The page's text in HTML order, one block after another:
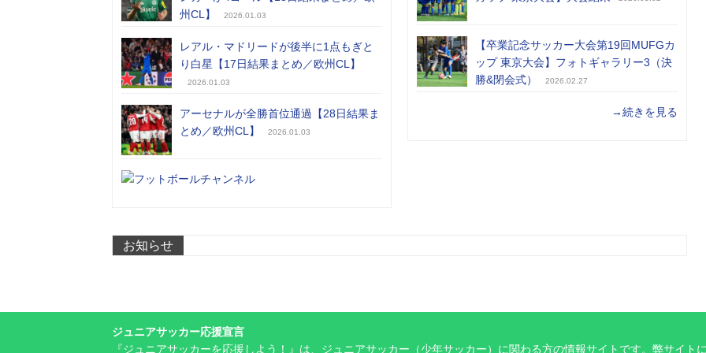
州CL】
2026.01.03
レアル・マドリードが後半に1点もぎと
り白星【17日結果まとめ／欧州CL】
2026.01.03
アーセナルが全勝首位通過【28日結果ま
とめ／欧州CL】
2026.01.03
【卒業記念サッカー大会第19回MUFGカ
ップ 東京大会】フォトギャラリー3（決
勝&閉会式）
2026.02.27
→続きを見る
お知らせ
ジュニアサッカー応援宣言
『ジュニアサッカーを応援しよう！』は、ジュニアサッカー（少年サッカー）に関わる方の情報サイトです。弊サイト